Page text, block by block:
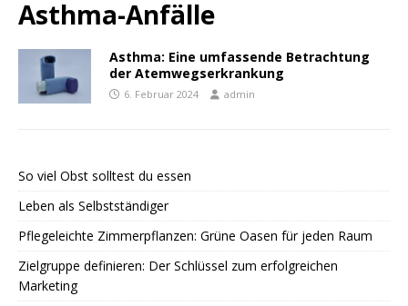
Asthma-Anfälle
Asthma: Eine umfassende Betrachtung
der Atemwegserkrankung
6. Februar 2024 admin
So viel Obst solltest du essen
Leben als Selbstständiger
Pflegeleichte Zimmerpflanzen: Grüne Oasen für jeden Raum
Zielgruppe definieren: Der Schlüssel zum erfolgreichen
Marketing